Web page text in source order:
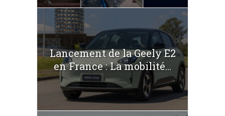
Lancement de la Geely E2
en France : La mobilité...